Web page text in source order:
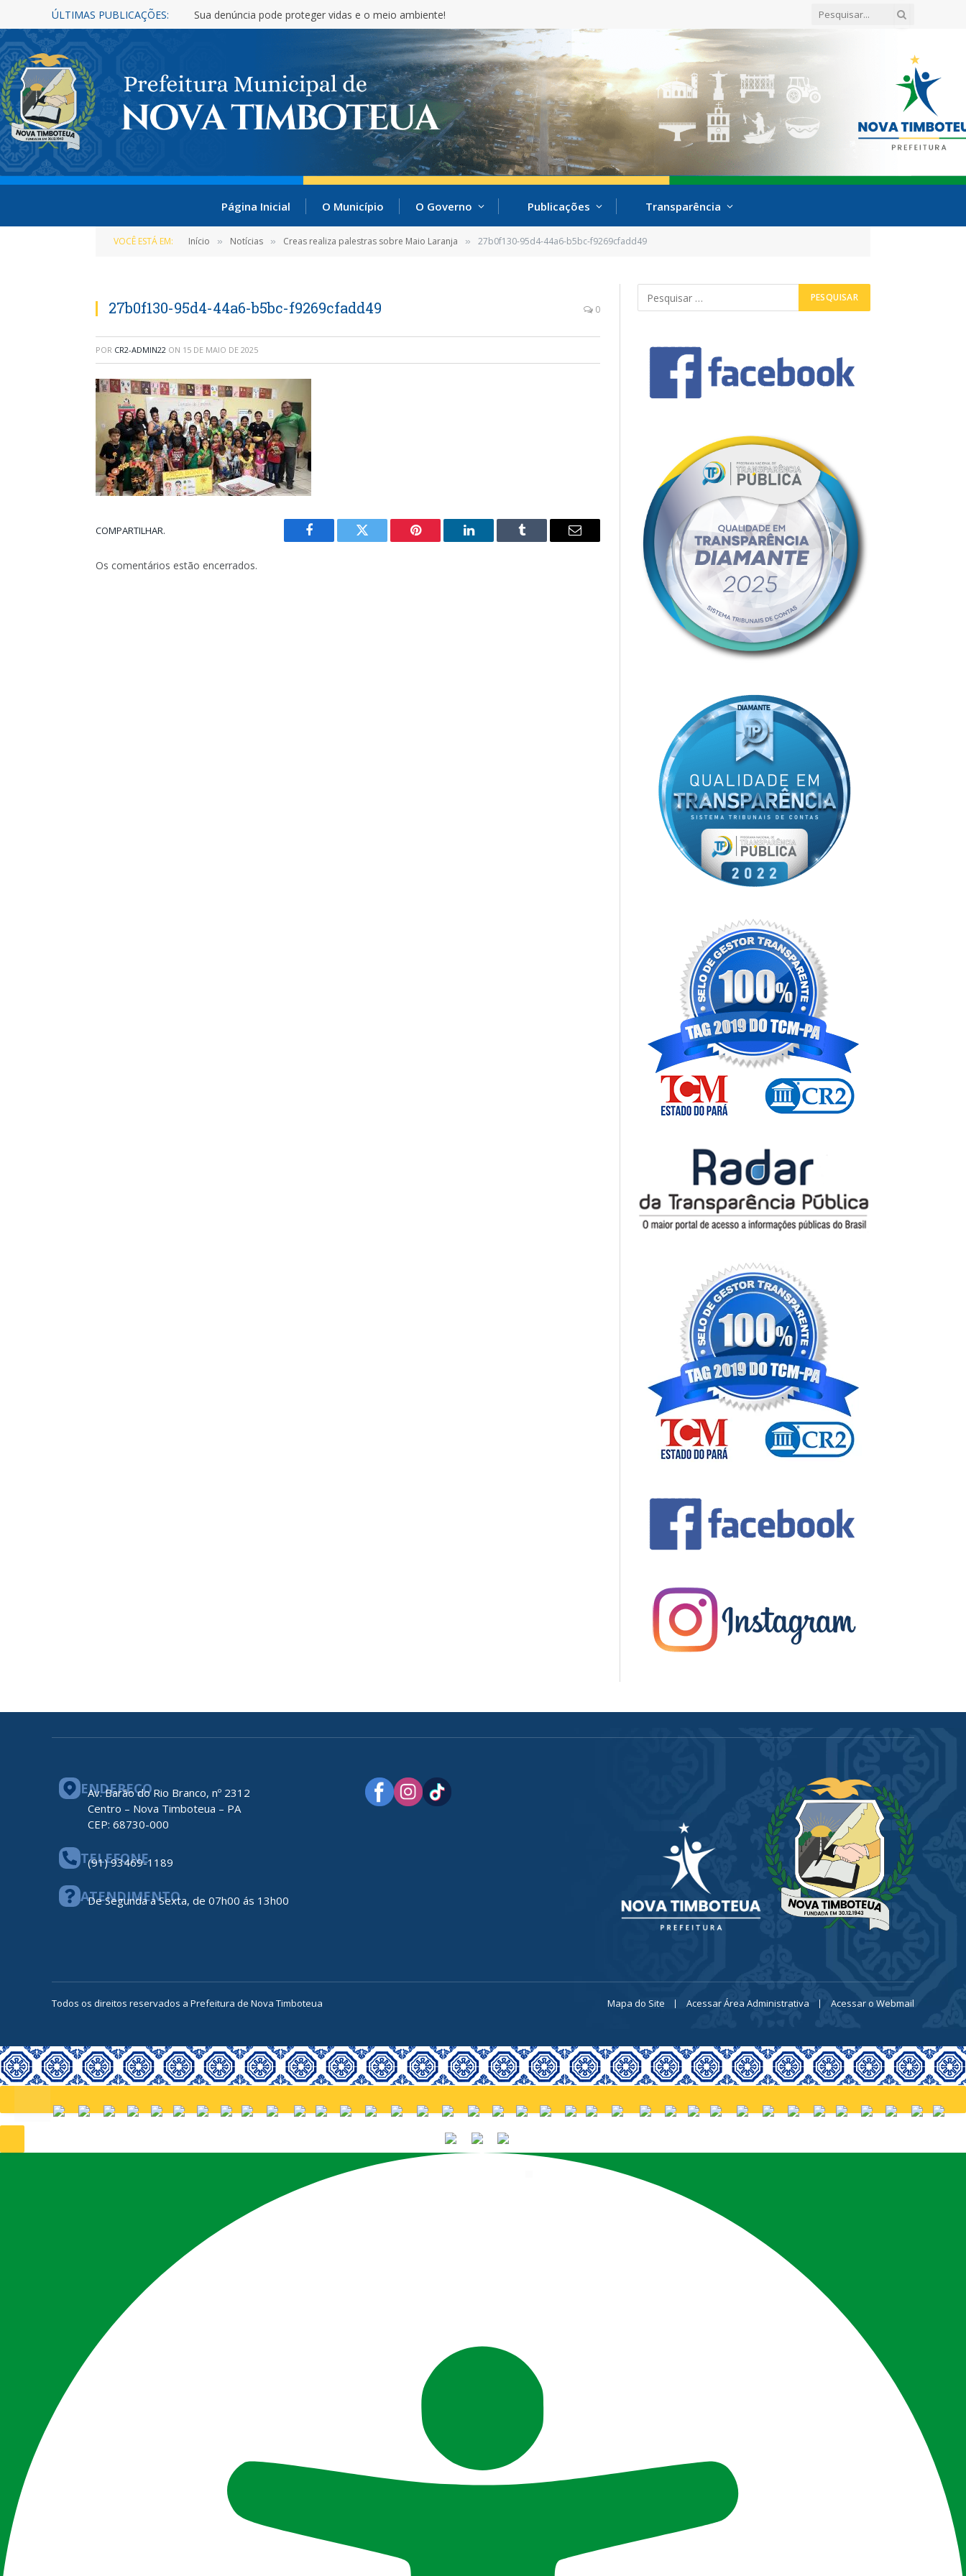
ÚLTIMAS PUBLICAÇÕES: Sua denúncia pode proteger vidas e o meio ambiente!
Página Inicial O Município O Governo Publicações Transparência
VOCÊ ESTÁ EM: Início » Notícias » Creas realiza palestras sobre Maio Laranja » 27b0f130-95d4-44a6-b5bc-f9269cfadd49
27b0f130-95d4-44a6-b5bc-f9269cfadd49 0
POR CR2-ADMIN22 ON 15 DE MAIO DE 2025
COMPARTILHAR.
Facebook Twitter Pinterest LinkedIn Tumblr
E-
Os comentários estão encerrados.
ENDEREÇO
Av. Barão do Rio Branco, nº 2312
Centro – Nova Timboteua – PA
CEP: 68730-000
TELEFONE
(91) 93469-1189
ATENDIMENTO
De Segunda a Sexta, de 07h00 ás 13h00
Todos os direitos reservados a Prefeitura de Nova Timboteua Mapa do Site Acessar Área Administrativa Acessar o Webmail
PORTUGUÊS (BRASIL)